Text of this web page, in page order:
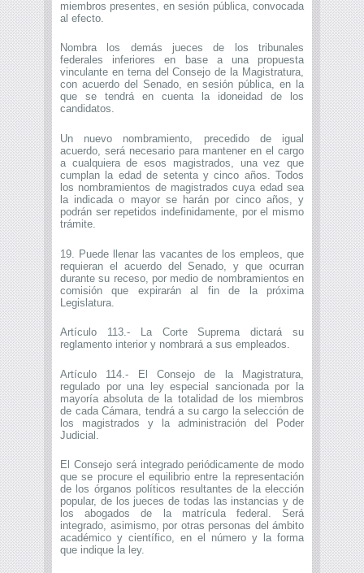
miembros presentes, en sesión pública, convocada
al efecto.
Nombra los demás jueces de los tribunales
federales inferiores en base a una propuesta
vinculante en terna del Consejo de la Magistratura,
con acuerdo del Senado, en sesión pública, en la
que se tendrá en cuenta la idoneidad de los
candidatos.
Un nuevo nombramiento, precedido de igual
acuerdo, será necesario para mantener en el cargo
a cualquiera de esos magistrados, una vez que
cumplan la edad de setenta y cinco años. Todos
los nombramientos de magistrados cuya edad sea
la indicada o mayor se harán por cinco años, y
podrán ser repetidos indefinidamente, por el mismo
trámite.
19. Puede llenar las vacantes de los empleos, que
requieran el acuerdo del Senado, y que ocurran
durante su receso, por medio de nombramientos en
comisión que expirarán al fin de la próxima
Legislatura.
Artículo 113.- La Corte Suprema dictará su
reglamento interior y nombrará a sus empleados.
Artículo 114.- El Consejo de la Magistratura,
regulado por una ley especial sancionada por la
mayoría absoluta de la totalidad de los miembros
de cada Cámara, tendrá a su cargo la selección de
los magistrados y la administración del Poder
Judicial.
El Consejo será integrado periódicamente de modo
que se procure el equilibrio entre la representación
de los órganos políticos resultantes de la elección
popular, de los jueces de todas las instancias y de
los abogados de la matrícula federal. Será
integrado, asimismo, por otras personas del ámbito
académico y científico, en el número y la forma
que indique la ley.